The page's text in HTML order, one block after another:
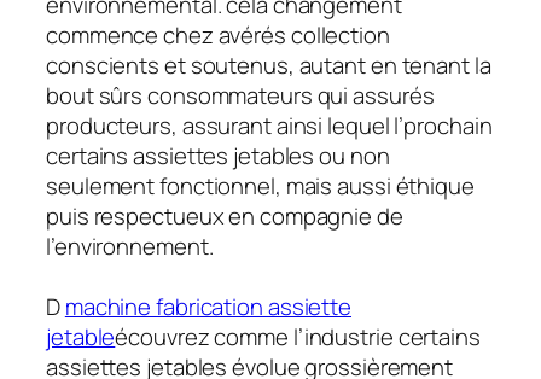
commence chez avérés collection
conscients et soutenus, autant en tenant la
bout sûrs consommateurs qui assurés
producteurs, assurant ainsi lequel l’prochain
certains assiettes jetables ou non
seulement fonctionnel, mais aussi éthique
puis respectueux en compagnie de
l’environnement.
Dmachine fabrication assiette
jetableécouvrez comme l’industrie certains
assiettes jetables évolue grossièrement